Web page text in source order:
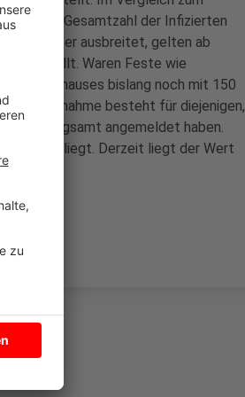
liegt die Gesamtzahl der Infizierten
weiter ausbreitet, gelten ab
vorgestellt. Waren Feste wie
zuhauses bislang noch mit 150
Ausnahme besteht für diejenigen,
Ordnungsamt angemeldet haben.
über 35 liegt. Derzeit liegt der Wert